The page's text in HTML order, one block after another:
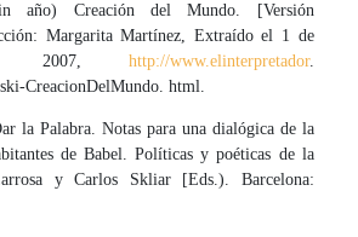
año) Creación del Mundo. [Versión
Mar­garita Martínez, Extraído el 1 de
de 2007, http://www.elinterpretador.
CreacionDelMundo. html.
la Palabra. Notas para una dialógica de la
de Babel. Políticas y poéticas de la
y Carlos Skliar [Eds.). Barcelona: